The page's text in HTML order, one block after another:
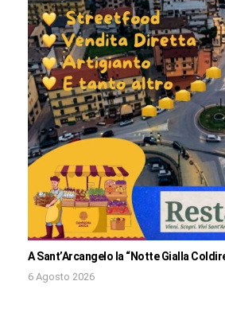
A Sant’Arcangelo la “Notte Gialla
6 Agosto 2026